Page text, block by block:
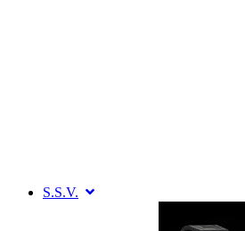
S.S.V.